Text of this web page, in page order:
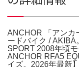
ANCHOR 「アンカ
ードバイク /
SPORT 2008年頃
ANCHOR RFA5
イズ。2026年最新